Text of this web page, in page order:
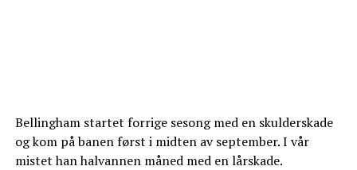
Bellingham startet forrige sesong med en skulderskade
og kom på banen først i midten av september. I vår
mistet han halvannen måned med en lårskade.